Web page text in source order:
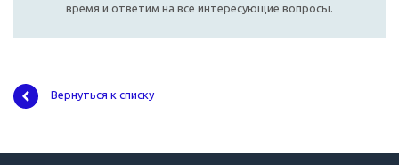
время и ответим на все интересующие вопросы.
Вернуться к списку